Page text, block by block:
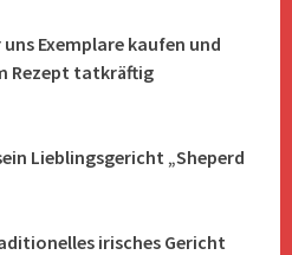
Exemplare kaufen und
Rezept tatkräftig
Lieblingsgericht „Sheperd
irisches Gericht